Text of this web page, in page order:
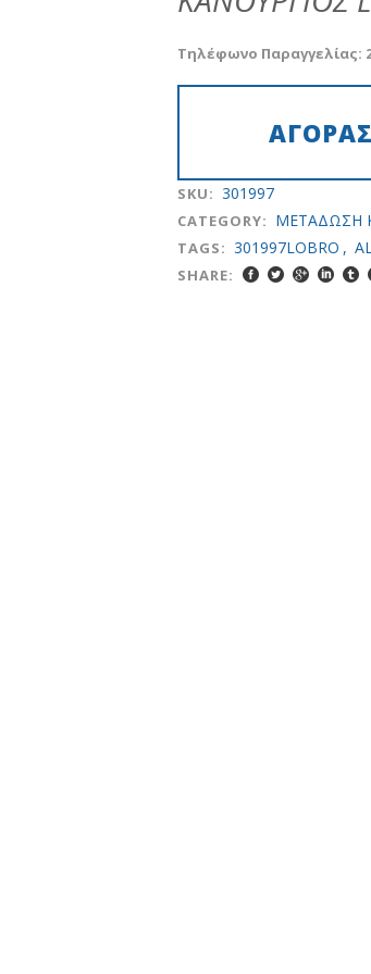
was:
τιμή
€35.00.
Τηλέφωνο Παραγγελίας:
SKU: 301997
CATEGORY: METAΔΩΣH
TAGS: 301997LOBRO ,
SHARE: